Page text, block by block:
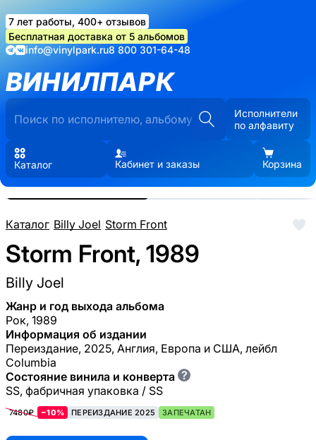
7 лет работы, 400+ отзывов
Бесплатная доставка от 5 альбомов
info@vinylpark.ru8 800 301-64-48
ВИНИЛПАРК
Исполнители
по алфавиту
Каталог Кабинет и заказы Корзина
Каталог/Billy Joel/Storm Front
Storm Front, 1989
Billy Joel
Жанр и год выхода альбома
Рок, 1989
Информация об издании
Переиздание, 2025, Англия, Европа и США, лейбл
Columbia
Состояние винила и конверта ?
SS, фабричная упаковка / SS
7480₽ −10% ПЕРЕИЗДАНИЕ 2025 ЗАПЕЧАТАН
Реальные фото пластинки.
Нажмите, чтобы увеличить